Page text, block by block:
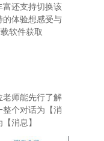
富还支持切换该
的体验想感受与
软件获取
老师能先行了解
整个对话为【消
消息】